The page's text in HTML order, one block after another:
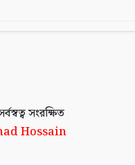
সংরক্ষিত
Hossain